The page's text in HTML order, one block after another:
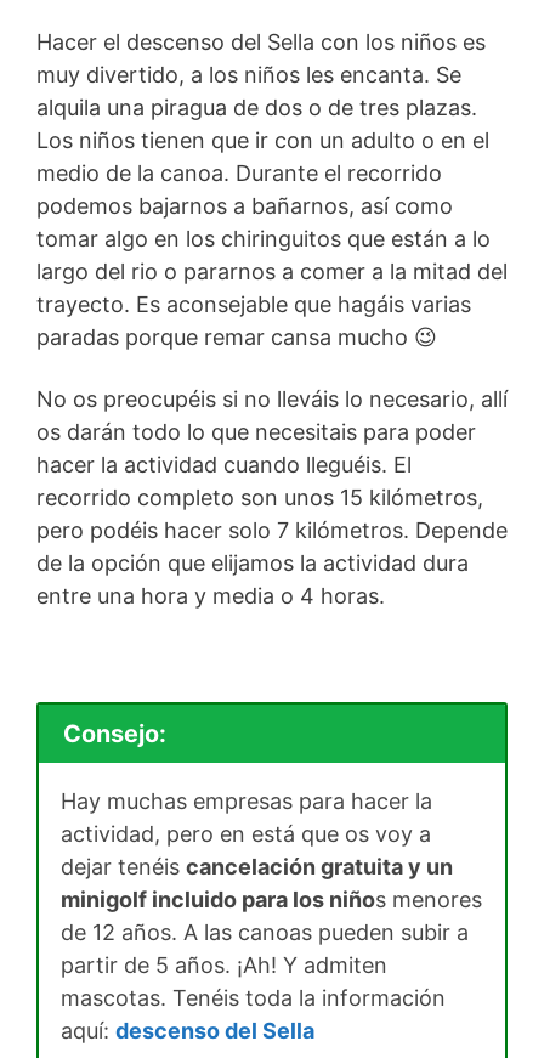
Hacer el descenso del Sella con los niños es
muy divertido, a los niños les encanta. Se
alquila una piragua de dos o de tres plazas.
Los niños tienen que ir con un adulto o en el
medio de la canoa. Durante el recorrido
podemos bajarnos a bañarnos, así como
tomar algo en los chiringuitos que están a lo
largo del rio o pararnos a comer a la mitad del
trayecto. Es aconsejable que hagáis varias
paradas porque remar cansa mucho 😉
No os preocupéis si no lleváis lo necesario, allí
os darán todo lo que necesitais para poder
hacer la actividad cuando lleguéis. El
recorrido completo son unos 15 kilómetros,
pero podéis hacer solo 7 kilómetros. Depende
de la opción que elijamos la actividad dura
entre una hora y media o 4 horas.
Consejo:
Hay muchas empresas para hacer la
actividad, pero en está que os voy a
dejar tenéis cancelación gratuita y un
minigolf incluido para los niños menores
de 12 años. A las canoas pueden subir a
partir de 5 años. ¡Ah! Y admiten
mascotas. Tenéis toda la información
aquí: descenso del Sella